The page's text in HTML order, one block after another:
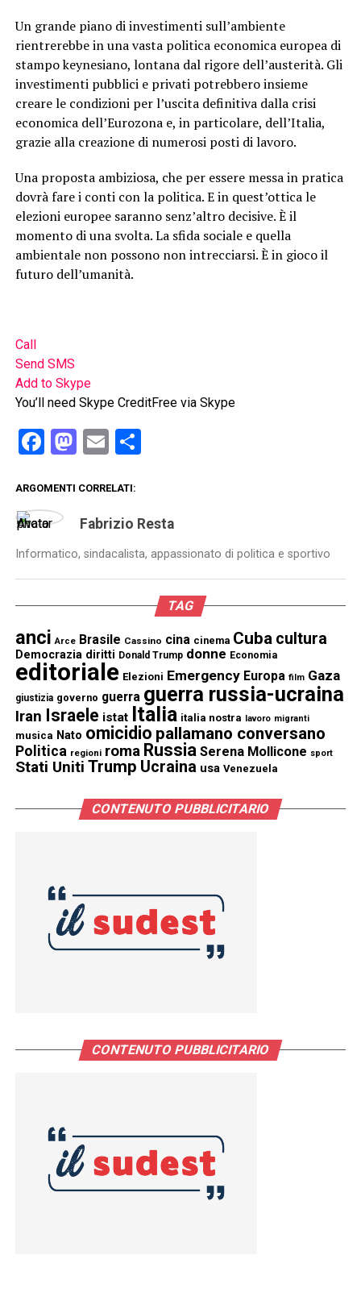
Un grande piano di investimenti sull’ambiente
rientrerebbe in una vasta politica economica europea di
stampo keynesiano, lontana dal rigore dell’austerità. Gli
investimenti pubblici e privati potrebbero insieme
creare le condizioni per l’uscita definitiva dalla crisi
economica dell’Eurozona e, in particolare, dell’Italia,
grazie alla creazione di numerosi posti di lavoro.
Una proposta ambiziosa, che per essere messa in pratica
dovrà fare i conti con la politica. E in quest’ottica le
elezioni europee saranno senz’altro decisive. È il
momento di una svolta. La sfida sociale e quella
ambientale non possono non intrecciarsi. È in gioco il
futuro dell’umanità.
Call
Send SMS
Add to Skype
You’ll need Skype CreditFree via Skype
Facebook
Mastodon
EmailCondividi
ARGOMENTI CORRELATI:
Fabrizio Resta
Informatico, sindacalista, appassionato di politica e sportivo
TAG
anci Arce Brasile Cassino cina cinema Cuba cultura
Democrazia diritti Donald Trump donne Economia
editoriale Elezioni Emergency Europa film Gaza
giustizia governo guerra guerra russia-ucraina
Iran Israele istat Italia italia nostra lavoro migranti
musica Nato omicidio pallamano conversano
Politica regioni roma Russia Serena Mollicone sport
Stati Uniti Trump Ucraina usa Venezuela
CONTENUTO PUBBLICITARIO
CONTENUTO PUBBLICITARIO